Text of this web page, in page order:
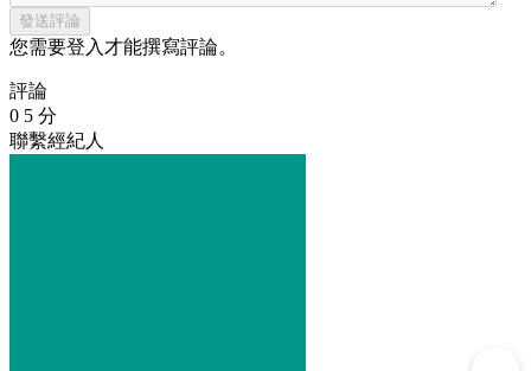
發送評論
您需要登入才能撰寫評論。
評論
0 5 分
聯繫經紀人